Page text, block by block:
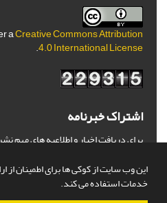
این وب سایت از کوکی ها برای اطمینان از
خدمات استفاده می کند.
aCreative Commons Attribution
4.0 International License
.
اشتراک خبرنامه
برای دریافت اخبار و اطلاعیه های مهم